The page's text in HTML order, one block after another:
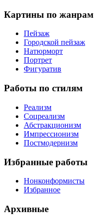
Картины по жанрам
Пейзаж
Городской пейзаж
Натюрморт
Портрет
Фигуратив
Работы по стилям
Реализм
Соцреализм
Абстракционизм
Импрессионизм
Постмодернизм
Избранные работы
Нонконформисты
Избранное
Архивные